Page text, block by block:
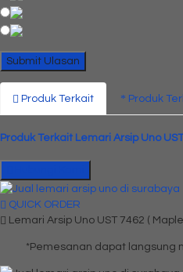
Produk Terkait Produk
Produk Terkait Lemari Arsip Uno
QUICK ORDER
Lemari Arsip Uno UST 7462 (
*Pemesanan dapat langsung